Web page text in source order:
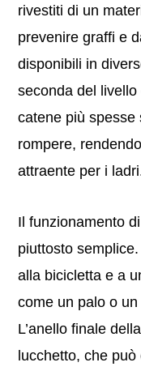
rivestiti di un
prevenire graffi e
disponibili in
seconda del
catene più spesse
rompere,
attraente per i
Il funzionamento
piuttosto
alla bicicletta e a
come un palo o
L’anello finale
lucchetto, che